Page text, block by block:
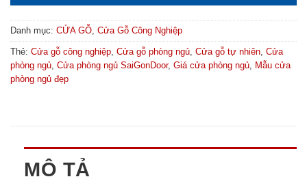
Danh mục: CỬA GỖ Cửa Gỗ Công Nghiệp
Thẻ: Cửa gỗ công nghiệp Cửa gỗ phòng ngủ Cửa gỗ tự nhiên Cửa
phòng ngủ Cửa phòng ngủ SaiGonDoor, Giá cửa phòng ngủ
Mẫu cửa
phòng ngủ đẹp
MÔ TẢ